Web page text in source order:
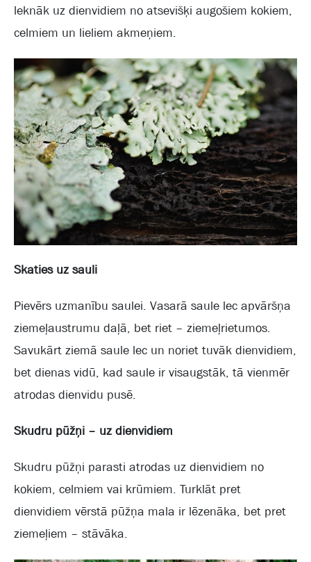
leknāk uz dienvidiem no atsevišķi augošiem kokiem,
celmiem un lieliem akmeņiem.
Skaties uz sauli
Pievērs uzmanību saulei. Vasarā saule lec apvāršņa
ziemeļaustrumu daļā, bet riet – ziemeļrietumos.
Savukārt ziemā saule lec un noriet tuvāk dienvidiem,
bet dienas vidū, kad saule ir visaugstāk, tā vienmēr
atrodas dienvidu pusē.
Skudru pūžņi – uz dienvidiem
Skudru pūžņi parasti atrodas uz dienvidiem no
kokiem, celmiem vai krūmiem. Turklāt pret
dienvidiem vērstā pūžņa mala ir lēzenāka, bet pret
ziemeļiem – stāvāka.